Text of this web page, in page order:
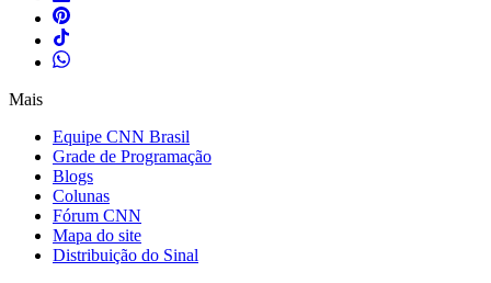
Mais
Equipe CNN Brasil
Grade de Programação
Blogs
Colunas
Fórum CNN
Mapa do site
Distribuição do Sinal